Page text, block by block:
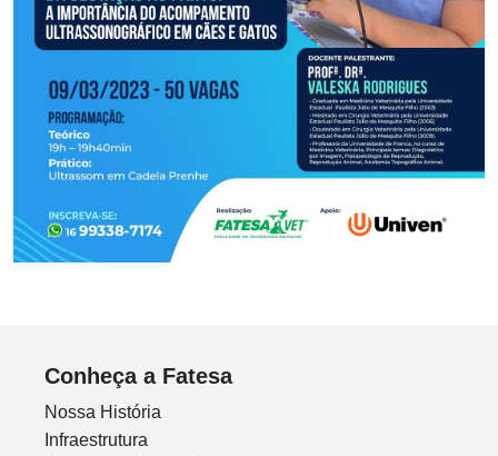
Conheça a Fatesa
Nossa História
Infraestrutura